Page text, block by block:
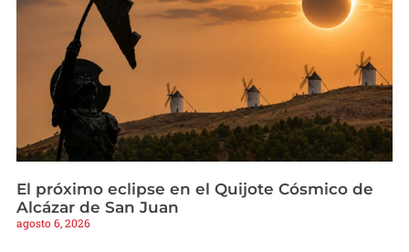
El próximo eclipse en el Quijote Cósmico de
Alcázar de San Juan
agosto 6, 2026